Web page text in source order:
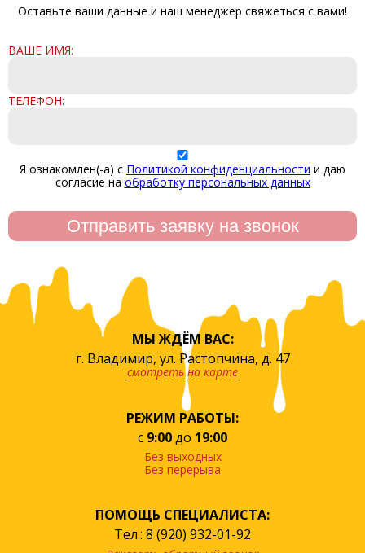
Оставьте ваши данные и наш менеджер свяжеться с вами!
ВАШЕ ИМЯ:
ТЕЛЕФОН:
Я ознакомлен(-а) с Политикой конфиденциальности и даю
согласие на обработку персональных данных
МЫ ЖДЁМ ВАС:
г. Владимир, ул. Растопчина, д. 47
смотреть на карте
РЕЖИМ РАБОТЫ:
с 9:00до 19:00
Без выходных
Без перерыва
ПОМОЩЬ СПЕЦИАЛИСТА:
Тел.: 8 (920) 932-01-92